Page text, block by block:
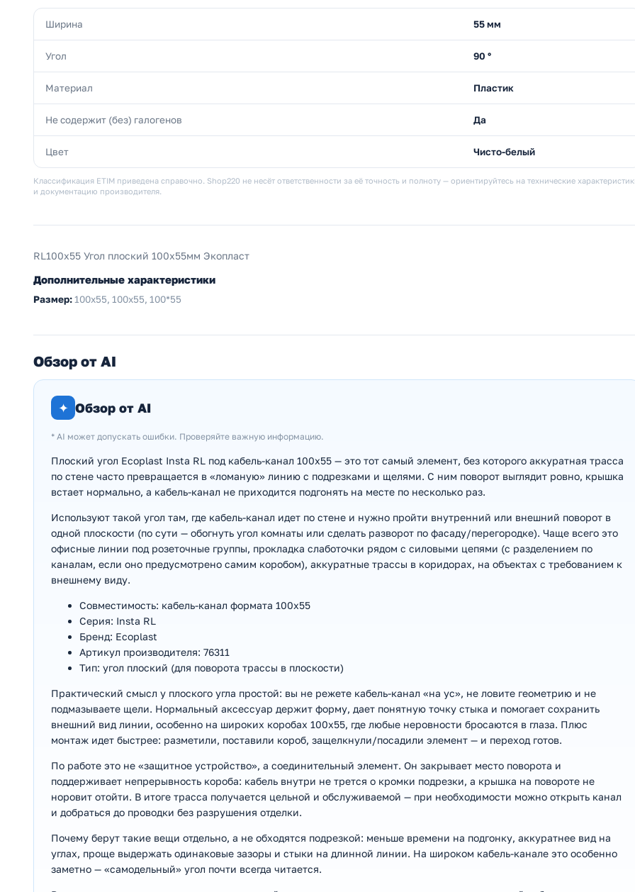
Ширина 55 мм
Угол 90 °
Материал Пластик
Не содержит (без) галогенов Да
Цвет Чисто-белый
Классификация ETIM приведена справочно. Shop220 не несёт ответственности за её точность и полноту — ориентируйтесь на технические
и документацию производителя.
RL100х55 Угол плоский 100х55мм Экопласт
Дополнительные характеристики
Размер:100х55, 100x55, 100*55
Обзор от AI
✦ Обзор от AI
* AI может допускать ошибки. Проверяйте важную информацию.
Плоский угол Ecoplast Insta RL под кабель-канал 100х55 — это тот самый элемент, без которого аккуратная трасса
по стене часто превращается в «ломаную» линию с подрезками и щелями. С ним поворот выглядит ровно, крышка
встает нормально, а кабель-канал не приходится подгонять на месте по несколько раз.
Используют такой угол там, где кабель-канал идет по стене и нужно пройти внутренний или внешний поворот в
одной плоскости (по сути — обогнуть угол комнаты или сделать разворот по фасаду/перегородке). Чаще всего это
офисные линии под розеточные группы, прокладка слаботочки рядом с силовыми цепями (с разделением по
каналам, если оно предусмотрено самим коробом), аккуратные трассы в коридорах, на объектах с требованием к
внешнему виду.
Совместимость: кабель-канал формата 100х55
Серия: Insta RL
Бренд: Ecoplast
Артикул производителя: 76311
Тип: угол плоский (для поворота трассы в плоскости)
Практический смысл у плоского угла простой: вы не режете кабель-канал «на ус», не ловите геометрию и не
подмазываете щели. Нормальный аксессуар держит форму, дает понятную точку стыка и помогает сохранить
внешний вид линии, особенно на широких коробах 100х55, где любые неровности бросаются в глаза. Плюс
монтаж идет быстрее: разметили, поставили короб, защелкнули/посадили элемент — и переход готов.
По работе это не «защитное устройство», а соединительный элемент. Он закрывает место поворота и
поддерживает непрерывность короба: кабель внутри не трется о кромки подрезки, а крышка на повороте не
норовит отойти. В итоге трасса получается цельной и обслуживаемой — при необходимости можно открыть канал
и добраться до проводки без разрушения отделки.
Почему берут такие вещи отдельно, а не обходятся подрезкой: меньше времени на подгонку, аккуратнее вид на
углах, проще выдержать одинаковые зазоры и стыки на длинной линии. На широком кабель-канале это особенно
заметно — «самодельный» угол почти всегда читается.